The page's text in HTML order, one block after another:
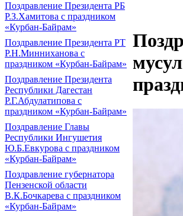
Поздравление Президента РБ
Р.З.Хамитова с праздником
«Курбан-Байрам»
Поздравление Президента РТ
Р.Н.Минниханова с
праздником «Курбан-Байрам»
Поздравление Президента
Республики Дагестан
Р.Г.Абдулатипова с
праздником «Курбан-Байрам»
Поздравление Главы
Республики Ингушетия
Ю.Б.Евкурова с праздником
«Курбан-Байрам»
Поздравление губернатора
Пензенской области
В.К.Бочкарева с праздником
«Курбан-Байрам»